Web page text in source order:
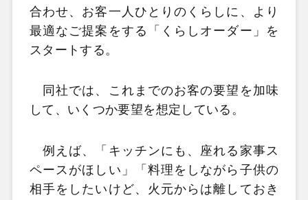
合わせ、お客一人ひとりのくらしに、より
最適なご提案をする「くらしオーダー」を
スタートする。
同社では、これまでのお客の要望を加味
して、いくつか要望を想定している。
例えば、「キッチンにも、座れる家事ス
ペースがほしい」「料理をしながら子供の
相手をしたいけど、火元からは離しておき